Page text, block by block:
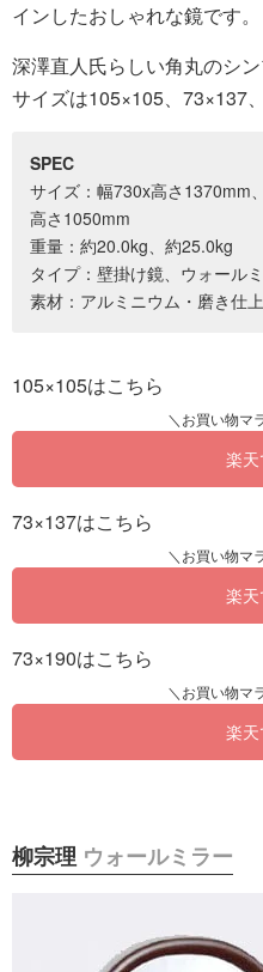
インしたおしゃれな鏡です。
深澤直人氏らしい角丸のシン
サイズは105×105、73×137
SPEC
サイズ：幅730x高さ1370mm
高さ1050mm
重量：約20.0kg、約25.0kg
タイプ：壁掛け鏡、ウォール
素材：アルミニウム・磨き仕
105×105はこちら
楽天
73×137はこちら
楽天
73×190はこちら
楽天
柳宗理 ウォールミラー